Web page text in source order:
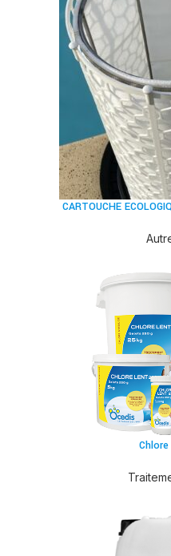
CARTOUCHE